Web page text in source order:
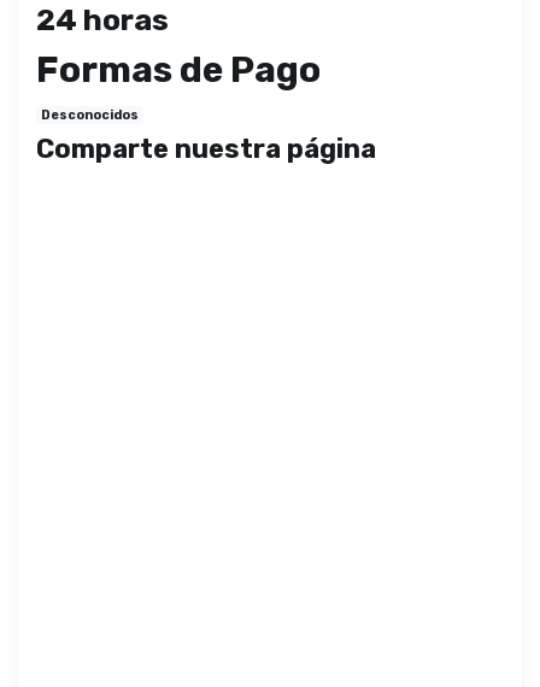
24 horas
Formas de Pago
Desconocidos
Comparte nuestra página